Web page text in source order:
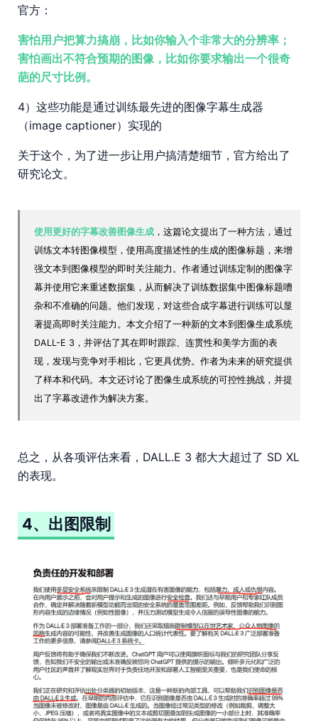
官方：
害怕用户把算力搞崩，比如你输入个非常大的分辨率；
害怕画出不符合预期的图像，比如你要求输出一个很奇
葩的尺寸比例。
4）这些功能是通过训练最先进的图像字幕生成器
（image captioner）实现的
关于这个，为了进一步让用户搞清楚细节，官方给出了
研究论文。
使用更好的字幕改善图像生成 ，这篇论文提出了一种方法，通过
训练文本转图像模型，使用高度描述性的生成的图像标题，来增
强文本到图像模型的即时关注能力。作者通过训练定制的图像字
幕并使用它来重述数据集，从而解决了训练数据集中图像标题嘈
杂和不准确的问题。他们发现，对这些合成字幕进行训练可以显
著提高即时关注能力。本文介绍了一种新的文本到图像生成系统
DALL-E 3，并评估了其在即时跟踪、连贯性和美学方面的表
现，发现与竞争对手相比，它更具优势。作者为未来的研究提供
了样本和代码。本文还讨论了图像生成系统的可控性挑战，并提
出了字幕改进作为解决方案。
总之，从各项评估来看，DALL.E 3 都大大超过了 SD XL
的表现。
4、出图限制